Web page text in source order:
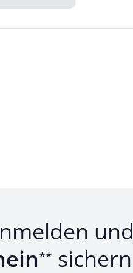
und
** sichern